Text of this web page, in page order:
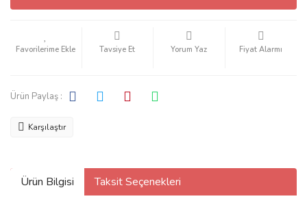
Tavsiye Et Yorum Yaz Fiyat Alarmı
Ürün Paylaş :
Karşılaştır
Ürün Bilgisi Taksit Seçenekleri